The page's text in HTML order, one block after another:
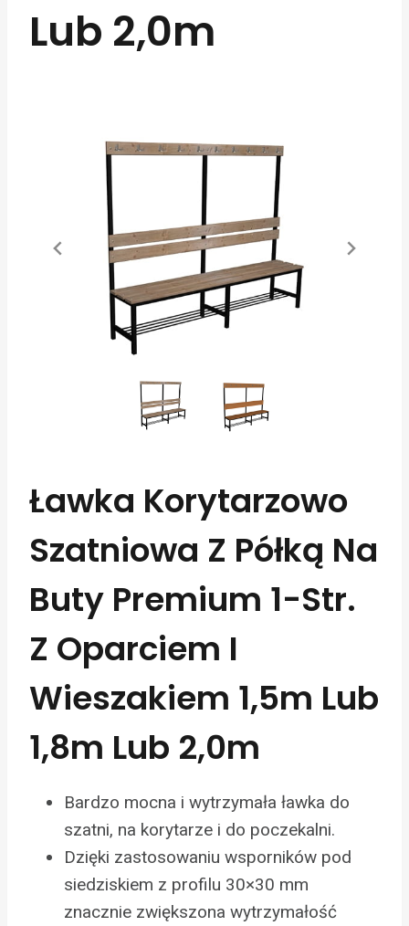
Lub 2,0m
Ławka Korytarzowo
Szatniowa Z Półką Na
Buty Premium 1-Str.
Z Oparciem I
Wieszakiem 1,5m Lub
1,8m Lub 2,0m
Bardzo mocna i wytrzymała ławka do
szatni, na korytarze i do poczekalni.
Dzięki zastosowaniu wsporników pod
siedziskiem z profilu 30×30 mm
znacznie zwiększona wytrzymałość